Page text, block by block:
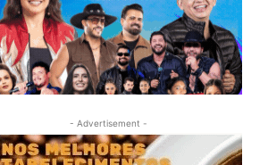
- Advertisement -